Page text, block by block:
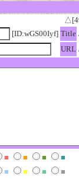
[ID:wGS00Iyf] Title
URL
■ ■ ■
■
■ ■ ■
■